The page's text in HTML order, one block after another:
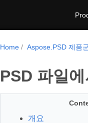
Home Aspose.PSD 제품
PSD 파일
개요